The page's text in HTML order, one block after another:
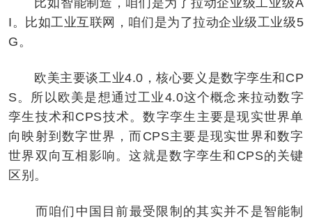
I。比如工业互联网，咱们是为了拉动企业级工业级5
G。
欧美主要谈工业4.0，核心要义是数字孪生和CP
S。所以欧美是想通过工业4.0这个概念来拉动数字
孪生技术和CPS技术。数字孪生主要是现实世界单
向映射到数字世界，而CPS主要是现实世界和数字
世界双向互相影响。这就是数字孪生和CPS的关键
区别。
而咱们中国目前最受限制的其实并不是智能制